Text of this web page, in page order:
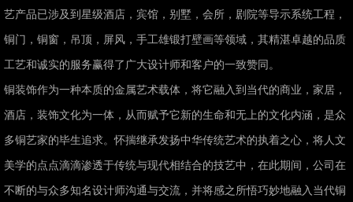
艺产品已涉及到星级酒店，宾馆，别墅，会所，剧院等导示系统工程，
铜门，铜窗，吊顶，屏风，手工雄锻打壁画等领域，其精湛卓越的品质
工艺和诚实的服务赢得了广大设计师和客户的一致赞同。
铜装饰作为一种本质的金属艺术载体，将它融入到当代的商业，家居，
酒店，装饰文化为一体，从而赋予它新的生命和无上的文化内涵，是众
多铜艺家的毕生追求。怀揣继承发扬中华传统艺术的执着之心，将人文
美学的点点滴滴渗透于传统与现代相结合的技艺中，在此期间，公司在
不断的与众多知名设计师沟通与交流，并将感之所悟巧妙地融入当代铜